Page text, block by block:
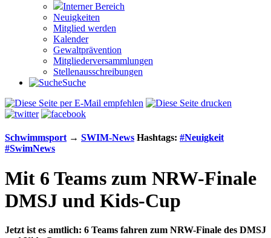
Interner Bereich
Neuigkeiten
Mitglied werden
Kalender
Gewaltprävention
Mitglieder­versammlungen
Stellen­aus­schrei­bungen
Suche
Schwimm­sport → SWIM-News Hashtags: #Neuigkeit
#SwimNews
Mit 6 Teams zum NRW-Finale
DMSJ und Kids-Cup
Jetzt ist es amtlich: 6 Teams fahren zum NRW-Finale des DMSJ